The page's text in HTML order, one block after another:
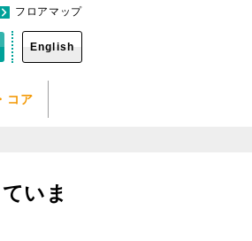
フロアマップ
English
コア
いま